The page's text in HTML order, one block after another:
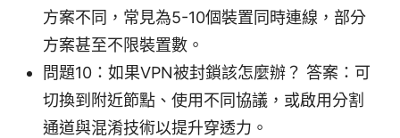
方案不同，常見為5-10個裝置同時連線，部分
方案甚至不限裝置數。
問題10：如果VPN被封鎖該怎麼辦？ 答案：可
切換到附近節點、使用不同協議，或啟用分割
通道與混淆技術以提升穿透力。